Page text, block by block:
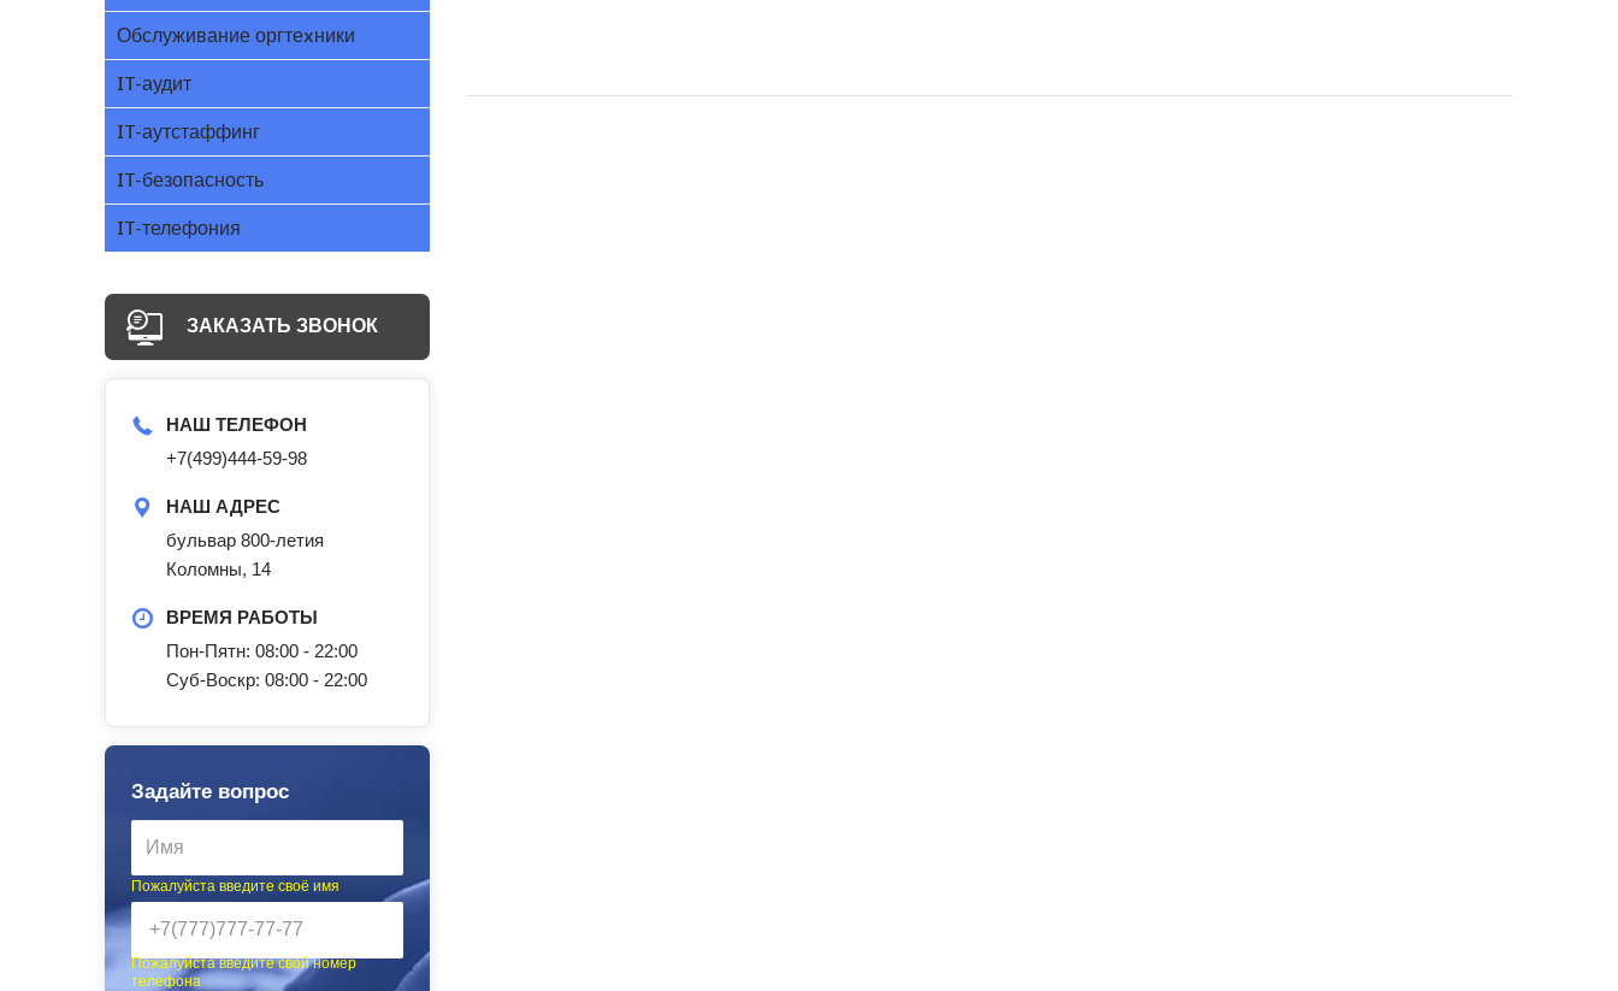
Обслуживание оргтеxники
IT-аудит
IT-аутстаффинг
IT-безопасность
IT-телефония
ЗАКАЗАТЬ ЗВОНОК
НАШ ТЕЛЕФОН
+7(499)444-59-98
НАШ АДРЕС
бульвар 800-летия
Коломны, 14
ВРЕМЯ РАБОТЫ
Пон-Пятн: 08:00 - 22:00
Суб-Воскр: 08:00 - 22:00
Задайте вопрос
Пожалуйста введите своё имя
Пожалуйста введите свой номер
телефона